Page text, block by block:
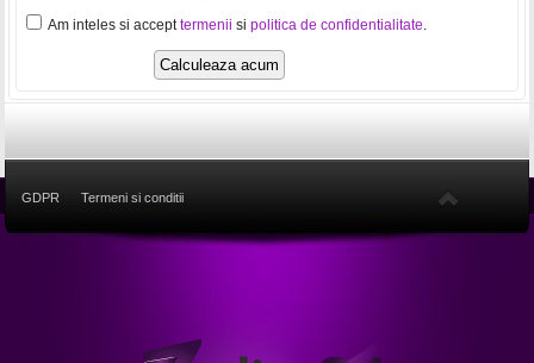
Am inteles si accepttermenii si politica de confidentialitate.
GDPR Termeni si conditii